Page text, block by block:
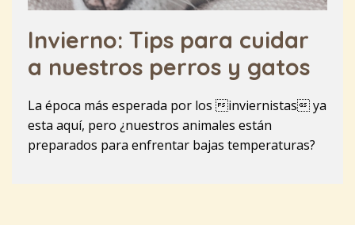
Invierno: Tips para cuidar
a nuestros perros y gatos
La época más esperada por los inviernistas ya
esta aquí, pero ¿nuestros animales están
preparados para enfrentar bajas temperaturas?